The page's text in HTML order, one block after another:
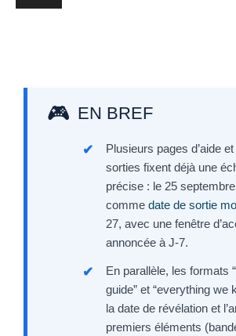
EN BREF
Plusieurs pages d’aide
sorties fixent déjà une
précise : le 25
comme date de sortie
27, avec une fenêtre
annoncée à J-7.
En parallèle, les formats
guide” et “everything we
la date de révélation et
premiers éléments